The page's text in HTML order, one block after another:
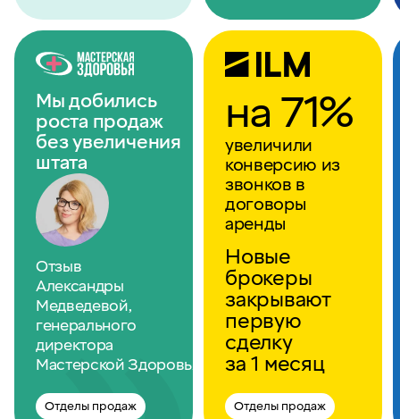
Мы добились
роста продаж
без увеличения
штата
Отзыв
Александры
Медведевой,
генерального
директора
Мастерской Здоровья
Отделы продаж
на 71%
увеличили
конверсию из
звонков в
договоры
аренды
Новые
брокеры
закрывают
первую
сделку
за 1 месяц
Отделы продаж